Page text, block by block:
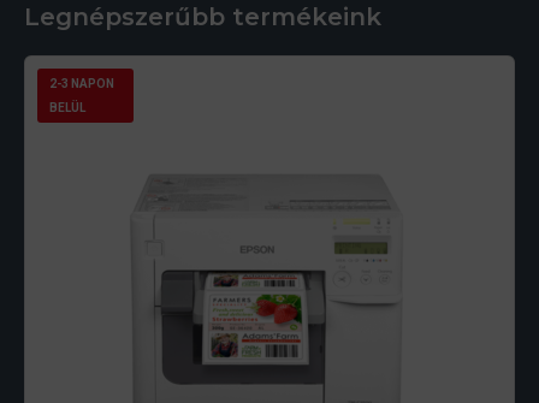
Legnépszerűbb termékeink
2-3 NAPON
BELÜL